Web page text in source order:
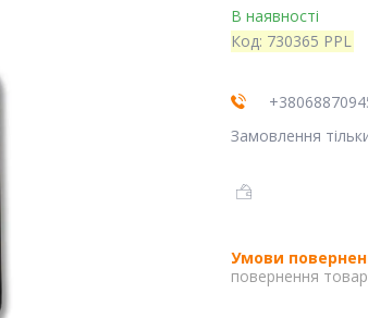
В наявності
Код: 730365 PPL
Замовлення
повернення